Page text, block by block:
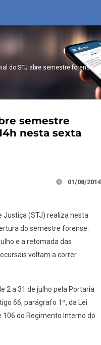
do STJ abre semestre forense
semestre
nesta sexta
01/08/2014
Justiça (STJ) realiza nesta
do semestre forense.
e a retomada das
voltam a correr
2 a 31 de julho pela Portaria
66, parágrafo 1º, da Lei
do Regimento Interno do